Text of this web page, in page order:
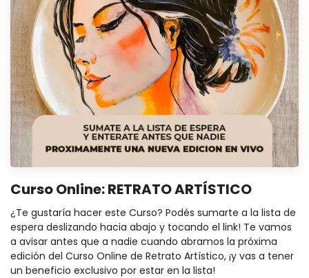
Curso Online: RETRATO ARTÍSTICO
¿Te gustaría hacer este Curso? Podés sumarte a la lista de
espera deslizando hacia abajo y tocando el link! Te vamos
a avisar antes que a nadie cuando abramos la próxima
edición del Curso Online de Retrato Artístico, ¡y vas a tener
un beneficio exclusivo por estar en la lista!